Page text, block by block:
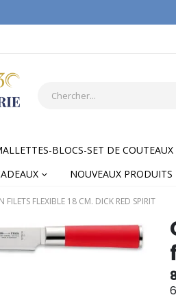
BLOCS-SET DE COUTEAUX
NOUVEAUX PRODUITS
FILETS FLEXIBLE 18 CM. DICK RED SPIRIT
Skip